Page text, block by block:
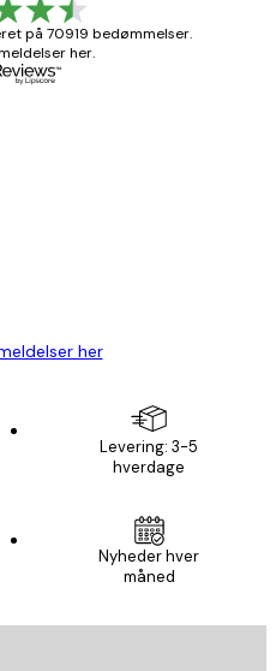
på 70919 bedømmelser.
her.
her
Levering: 3-5
hverdage
Nyheder hver
måned